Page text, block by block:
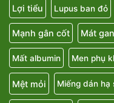
Lợi tiểu Lupus ban đỏ
Mạnh gân cốt Mát
Mất albumin Men phụ
Mệt mỏi Miếng dán hạ